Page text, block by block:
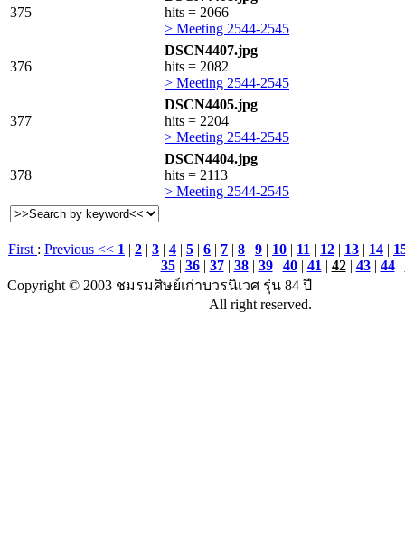
375
hits = 2066
> Meeting 2544-2545
376
DSCN4407.jpg
hits = 2082
> Meeting 2544-2545
377
DSCN4405.jpg
hits = 2204
> Meeting 2544-2545
378
DSCN4404.jpg
hits = 2113
> Meeting 2544-2545
First : Previous << 1 | 2 | 3 | 4 | 5 | 6 | 7 | 8 | 9 | 10 | 11 | 12 | 13 | 14 |
35| 36| 37| 38| 39| 40| 41| 42| 43| 44|
Copyright © 2003 ชมรมศิษย์เก่าบวรนิเวศ รุ่น 84 ปี
All right reserved.